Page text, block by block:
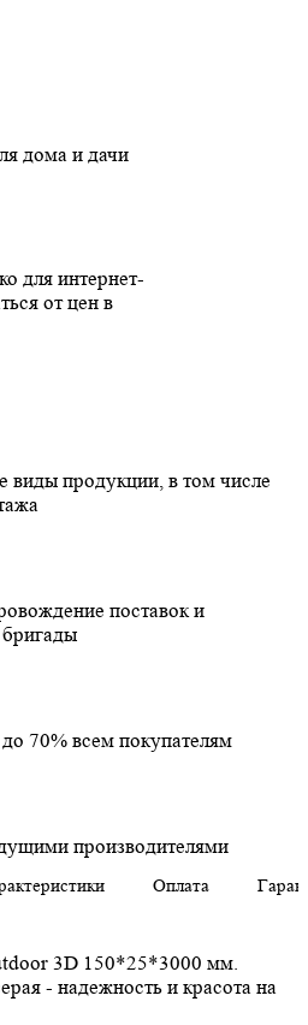
дома и дачи
для интернет-
от цен в
виды продукции, в том числе
поставок и
70% всем покупателям
производителями
Оплата
3D 150*25*3000 мм.
- надежность и красота на